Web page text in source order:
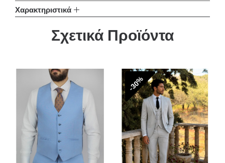
Χαρακτηριστικά
Σχετικά Προϊόντα
-30%